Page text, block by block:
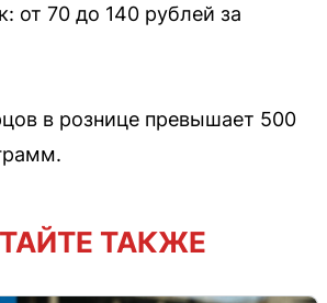
от 70 до 140 рублей за
в рознице превышает 500
ТАКЖЕ